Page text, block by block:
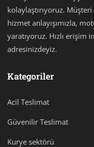
kolaylaştırıyoruz. Müşteri
hizmet anlayışımızla,
yaratıyoruz. Hızlı erişim
adresinizdeyiz.
Kategoriler
Acil Teslimat
Güvenilir Teslimat
Kurye sektörü